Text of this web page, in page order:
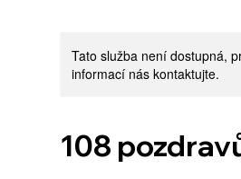
Tato služba není dostupná,
informací nás kontaktujte.
108